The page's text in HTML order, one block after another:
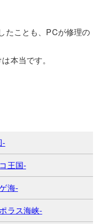
たことも、PCが修理の
本当です。
-
王国-
海-
ラス海峡-